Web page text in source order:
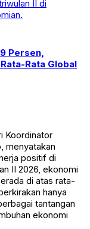
Persen,
Rata Global
Koordinator
menyatakan
positif di
II 2026, ekonomi
di atas rata-
hanya
tantangan
ekonomi